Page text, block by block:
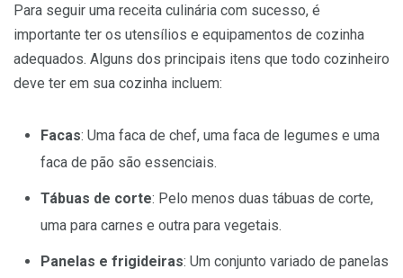
Para seguir uma receita culinária com sucesso, é
importante ter os utensílios e equipamentos de cozinha
adequados. Alguns dos principais itens que todo cozinheiro
deve ter em sua cozinha incluem:
Facas: Uma faca de chef, uma faca de legumes e uma
faca de pão são essenciais.
Tábuas de corte: Pelo menos duas tábuas de corte,
uma para carnes e outra para vegetais.
Panelas e frigideiras: Um conjunto variado de panelas